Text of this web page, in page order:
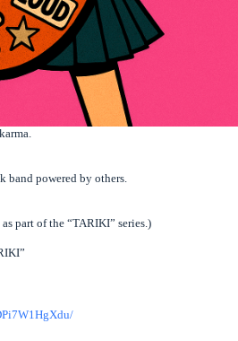
band powered by others.
part of the “TARIKI” series.)